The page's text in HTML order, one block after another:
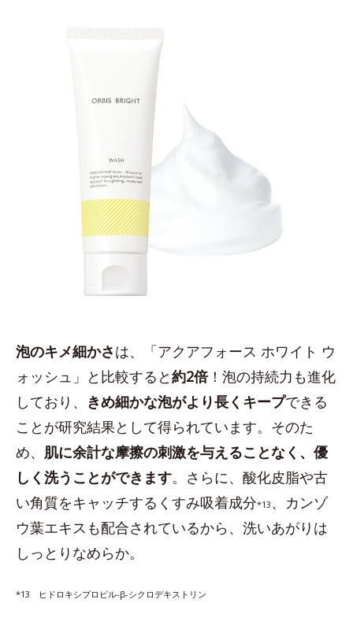
泡のキメ細かさは、「アクアフォース ホワイト ウ
ォッシュ」と比較すると約2倍！泡の持続力も進化
しており、 きめ細かな泡がより長くキープできる
ことが研究結果として得られています。そのた
め、 肌に余計な摩擦の刺激を与えることなく、優
しく洗うことができます。さらに、酸化皮脂や古
い角質をキャッチするくすみ吸着成分*13 、カンゾ
ウ葉エキスも配合されているから、洗いあがりは
しっとりなめらか。
*13 ヒドロキシプロピル-β-シクロデキストリン